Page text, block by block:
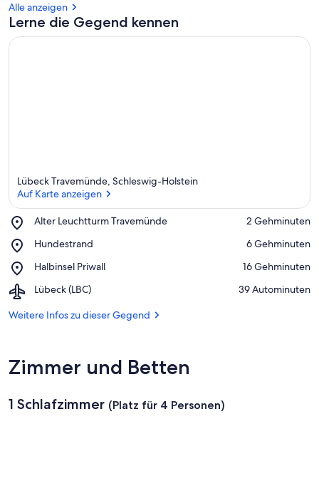
Alle anzeigen
Lerne die Gegend kennen
Lübeck Travemünde, Schleswig-Holstein
Auf Karte anzeigen
Alter Leuchtturm Travemünde
Place,
Leuchtturm
‪2 Gehminuten‬
Hundestrand
Place,
‪6 Gehminuten‬
Halbinsel Priwall
Place,
Priwall
‪16 Gehminuten‬
Lübeck (LBC)
Airport,
(LBC)
‪39 Autominuten‬
Weitere Infos zu dieser Gegend
Zimmer und Betten
1 Schlafzimmer (Platz für 4 Personen)